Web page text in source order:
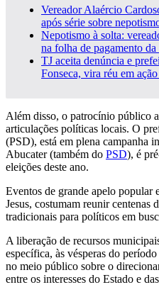
Vereador Alaércio
após série sobre
Nepotismo à solta:
na folha de pagamento
TJ aceita denúncia e
Fonseca, vira réu em
Além disso, o patrocínio público
articulações políticas locais. O
(PSD), está em plena campanha
Abucater (também do PSD), é
eleições deste ano.
Eventos de grande apelo popular
Jesus, costumam reunir centenas
tradicionais para políticos em
A liberação de recursos
específica, às vésperas do
no meio público sobre o
entre os interesses do Estado e